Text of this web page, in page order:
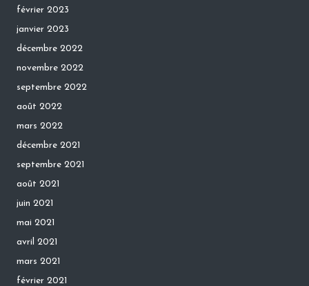
février 2023
janvier 2023
décembre 2022
novembre 2022
septembre 2022
août 2022
mars 2022
décembre 2021
septembre 2021
août 2021
juin 2021
mai 2021
avril 2021
mars 2021
février 2021